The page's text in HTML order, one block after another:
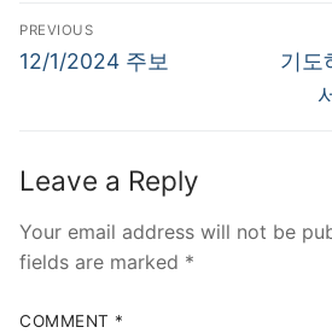
Post
navigation
PREVIOUS
Previous
12/1/2024 주보
Next
post:
기도
Leave a Reply
Your email address will not be
fields are marked *
COMMENT *